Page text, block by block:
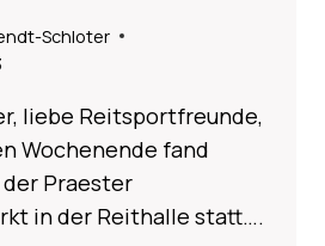
Schloter
liebe Reitsportfreunde,
Wochenende fand
Praester
in der Reithalle statt….